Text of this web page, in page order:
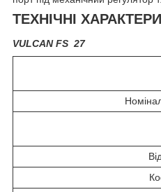
ТЕХНІЧНІ
VULCAN FS 27